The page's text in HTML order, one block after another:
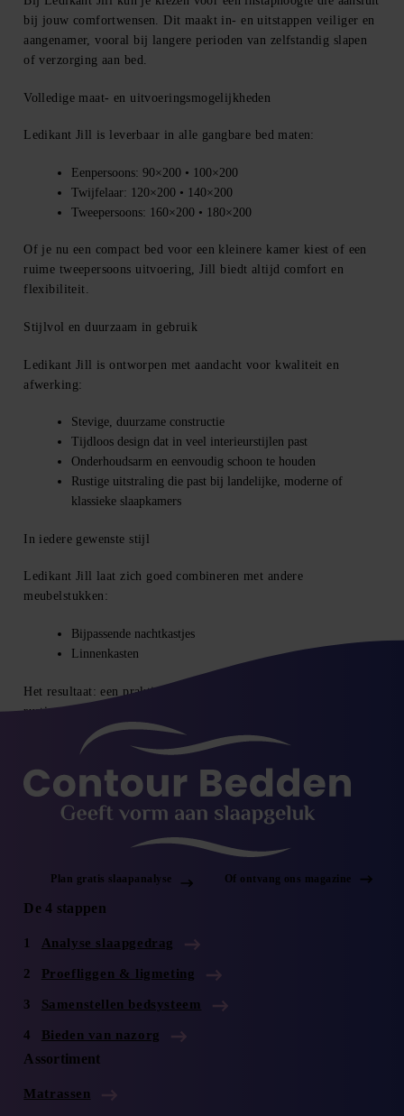
bij jouw comfortwensen. Dit maakt in- en uitstappen veiliger en
aangenamer, vooral bij langere perioden van zelfstandig slapen
of verzorging aan bed.
Volledige maat- en uitvoeringsmogelijkheden
Ledikant Jill is leverbaar in alle gangbare bed maten:
Eenpersoons: 90×200 • 100×200
Twijfelaar: 120×200 • 140×200
Tweepersoons: 160×200 • 180×200
Of je nu een compact bed voor een kleinere kamer kiest of een
ruime tweepersoons uitvoering, Jill biedt altijd comfort en
flexibiliteit.
Stijlvol en duurzaam in gebruik
Ledikant Jill is ontworpen met aandacht voor kwaliteit en
afwerking:
Stevige, duurzame constructie
Tijdloos design dat in veel interieurstijlen past
Onderhoudsarm en eenvoudig schoon te houden
Rustige uitstraling die past bij landelijke, moderne of
klassieke slaapkamers
In iedere gewenste stijl
Ledikant Jill laat zich goed combineren met andere
meubelstukken:
Bijpassende nachtkastjes
Linnenkasten
Het resultaat: een praktische en comfortabele slaapkamer met
rustige uitstraling.
Plan gratis slaapanalyse Of ontvang ons magazine
De 4 stappen
Analyse slaapgedrag
Proefliggen & ligmeting
Samenstellen bedsysteem
Bieden van nazorg
Assortiment
Matrassen